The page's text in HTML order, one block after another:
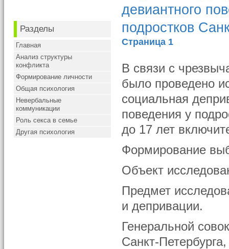
Разделы
Главная
Анализ структуры
конфликта
Формирование личности
Общая психология
Невербальные
коммуникации
Роль секса в семье
Другая психология
девиантного
подростков
Страница 1
В связи с
было проведено
социальная
поведения у
до 17 лет
Формирование
Объект
Предмет
и депривации.
Генеральной
Санкт-